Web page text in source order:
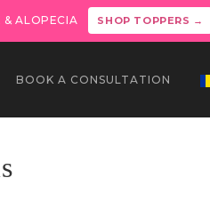
& ALOPECIA SHOP TOPPERS →
BOOK A CONSULTATION